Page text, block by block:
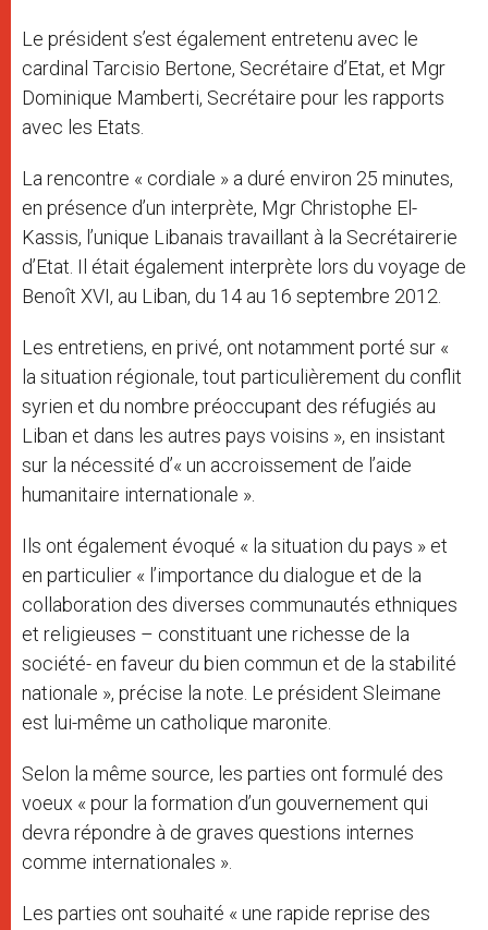
Le président s’est également entretenu avec le
cardinal Tarcisio Bertone, Secrétaire d’Etat, et Mgr
Dominique Mamberti, Secrétaire pour les rapports
avec les Etats.
La rencontre « cordiale » a duré environ 25 minutes,
en présence d’un interprète, Mgr Christophe El-
Kassis, l’unique Libanais travaillant à la Secrétairerie
d’Etat. Il était également interprète lors du voyage de
Benoît XVI, au Liban, du 14 au 16 septembre 2012.
Les entretiens, en privé, ont notamment porté sur «
la situation régionale, tout particulièrement du conflit
syrien et du nombre préoccupant des réfugiés au
Liban et dans les autres pays voisins », en insistant
sur la nécessité d’« un accroissement de l’aide
humanitaire internationale ».
Ils ont également évoqué « la situation du pays » et
en particulier « l’importance du dialogue et de la
collaboration des diverses communautés ethniques
et religieuses – constituant une richesse de la
société- en faveur du bien commun et de la stabilité
nationale », précise la note. Le président Sleimane
est lui-même un catholique maronite.
Selon la même source, les parties ont formulé des
voeux « pour la formation d’un gouvernement qui
devra répondre à de graves questions internes
comme internationales ».
Les parties ont souhaité « une rapide reprise des